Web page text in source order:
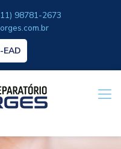
98781-2673
EAD